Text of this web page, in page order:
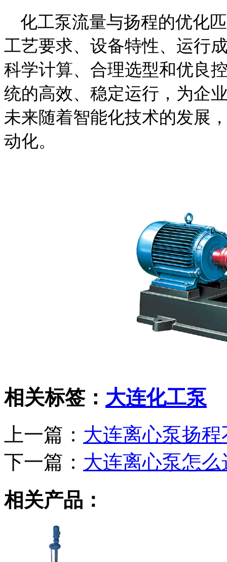
化工泵流量与扬程的优化
工艺要求、设备特性、运行
科学计算、合理选型和优良
统的高效、稳定运行，为企
未来随着智能化技术的发展
动化。
相关标签： 大连化工泵
上一篇： 大连离心泵扬
下一篇： 大连离心泵怎
相关产品：